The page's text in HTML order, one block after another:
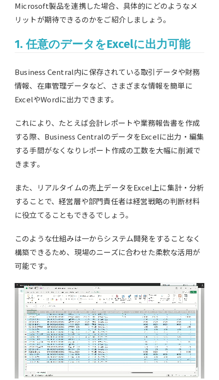
Microsoft製品を連携した場合、具体的にどのようなメ
リットが期待できるのかをご紹介しましょう。
1. 任意のデータをExcelに出力可能
Business Central内に保存されている取引データや財務
情報、在庫管理データなど、さまざまな情報を簡単に
ExcelやWordに出力できます。
これにより、たとえば会計レポートや業務報告書を作成
する際、Business CentralのデータをExcelに出力・編集
する手間がなくなりレポート作成の工数を大幅に削減で
きます。
また、リアルタイムの売上データをExcel上に集計・分析
することで、経営層や部門責任者は経営戦略の判断材料
に役立てることもできるでしょう。
このような仕組みは一からシステム開発をすることなく
構築できるため、現場のニーズに合わせた柔軟な活用が
可能です。